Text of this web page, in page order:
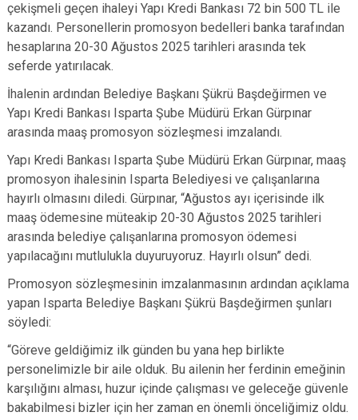
çekişmeli geçen ihaleyi Yapı Kredi Bankası 72 bin 500 TL ile
kazandı. Personellerin promosyon bedelleri banka tarafından
hesaplarına 20-30 Ağustos 2025 tarihleri arasında tek
seferde yatırılacak.
İhalenin ardından Belediye Başkanı Şükrü Başdeğirmen ve
Yapı Kredi Bankası Isparta Şube Müdürü Erkan Gürpınar
arasında maaş promosyon sözleşmesi imzalandı.
Yapı Kredi Bankası Isparta Şube Müdürü Erkan Gürpınar, maaş
promosyon ihalesinin Isparta Belediyesi ve çalışanlarına
hayırlı olmasını diledi. Gürpınar, “Ağustos ayı içerisinde ilk
maaş ödemesine müteakip 20-30 Ağustos 2025 tarihleri
arasında belediye çalışanlarına promosyon ödemesi
yapılacağını mutlulukla duyuruyoruz. Hayırlı olsun” dedi.
Promosyon sözleşmesinin imzalanmasının ardından açıklama
yapan Isparta Belediye Başkanı Şükrü Başdeğirmen şunları
söyledi:
“Göreve geldiğimiz ilk günden bu yana hep birlikte
personelimizle bir aile olduk. Bu ailenin her ferdinin emeğinin
karşılığını alması, huzur içinde çalışması ve geleceğe güvenle
bakabilmesi bizler için her zaman en önemli önceliğimiz oldu.